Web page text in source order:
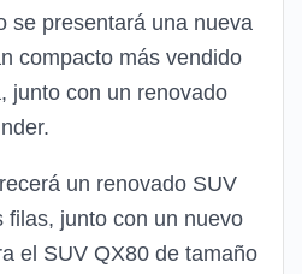
se presentará una nueva
compacto más vendido
junto con un renovado
un renovado SUV
filas, junto con un nuevo
el SUV QX80 de tamaño